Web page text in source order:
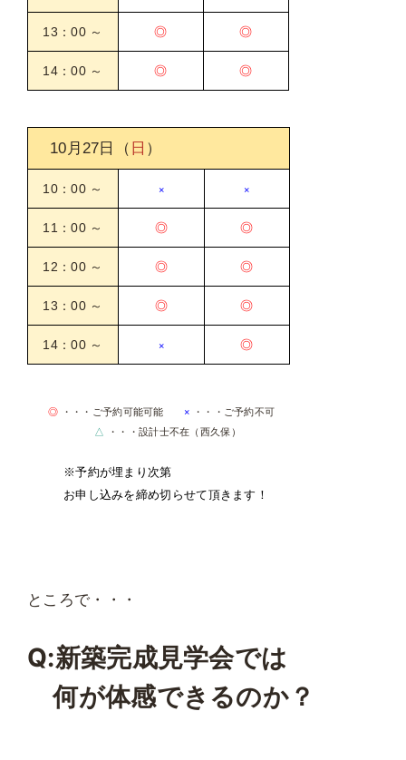
13：00 ～ ◎ ◎
14：00 ～ ◎ ◎
10月27日 （ 日 ）
10：00 ～ × ×
11：00 ～ ◎ ◎
12：00 ～ ◎ ◎
13：00 ～ ◎ ◎
14：00 ～ × ◎
◎ ・・・ご予約可能可能 × ・・・ご予約不可
△
・・・設計士不在（西久保）
※予約が埋まり次第
お申し込みを締め切らせて頂きます！
ところで・・・
Q:新築完成見学会では
何が体感できるのか？